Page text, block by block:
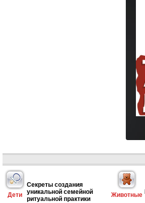
Дети
Секреты создания
уникальной семейной
ритуальной практики
Животные